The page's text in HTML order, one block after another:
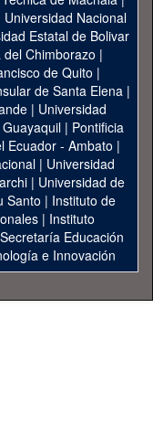
Universidad Nacional
Estatal de Bolivar
del Chimborazo |
de Quito |
de Santa Elena|
| Universidad
| Pontificia
Ecuador - Ambato |
| Universidad
| Universidad de
Santo | Instituto de
| Instituto
Secretaría Educación
e Innovación